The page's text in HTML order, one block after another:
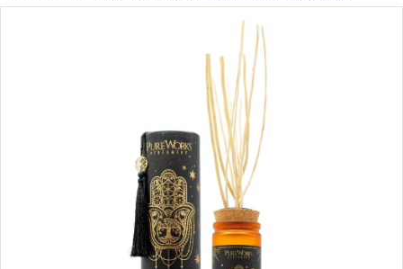
Egészség és szépség
Sport és szabadban